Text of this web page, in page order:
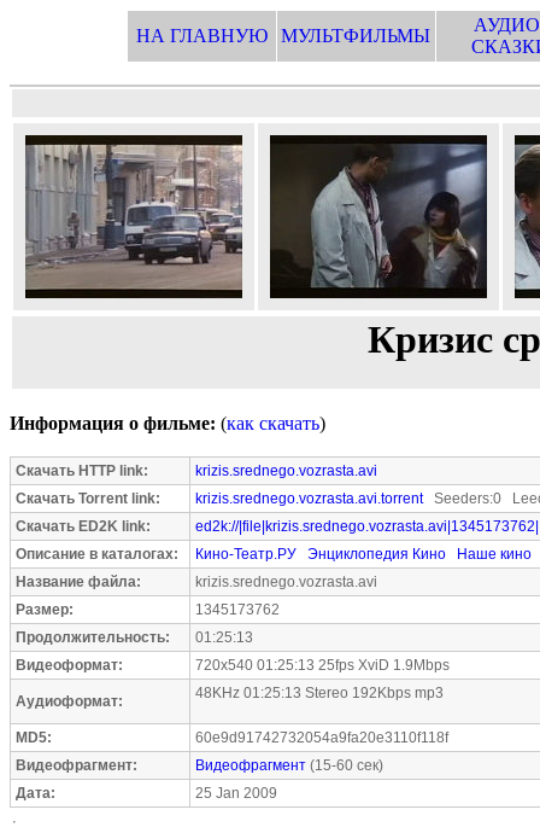
НА ГЛАВНУЮ МУЛЬТФИЛЬМЫ
Кризис
Информация о фильме: (как скачать)
Скачать HTTP link:
krizis.srednego.vozrasta.avi
Скачать Torrent link:
krizis.srednego.vozrasta.avi.torrentSeeders:0
Скачать ED2K link:
ed2k://|file|krizis.srednego.vozrasta.avi|1345173762|
Описание в каталогах:
Кино-Театр.РУ Энциклопедия Кино
Наше кино
Название файла:
krizis.srednego.vozrasta.avi
Размер:
1345173762
Продолжительность:
01:25:13
Видеоформат:
720x540 01:25:13 25fps XviD 1.9Mbps
Аудиоформат: 48KHz 01:25:13 Stereo 192Kbps mp3
MD5:
60e9d91742732054a9fa20e3110f118f
Видеофрагмент:
Видеофрагмент (15-60 сек)
Дата:
25 Jan 2009